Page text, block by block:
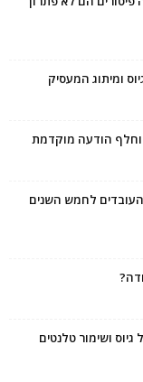
וחלף הודעה מוקדמת
לחמש השנים